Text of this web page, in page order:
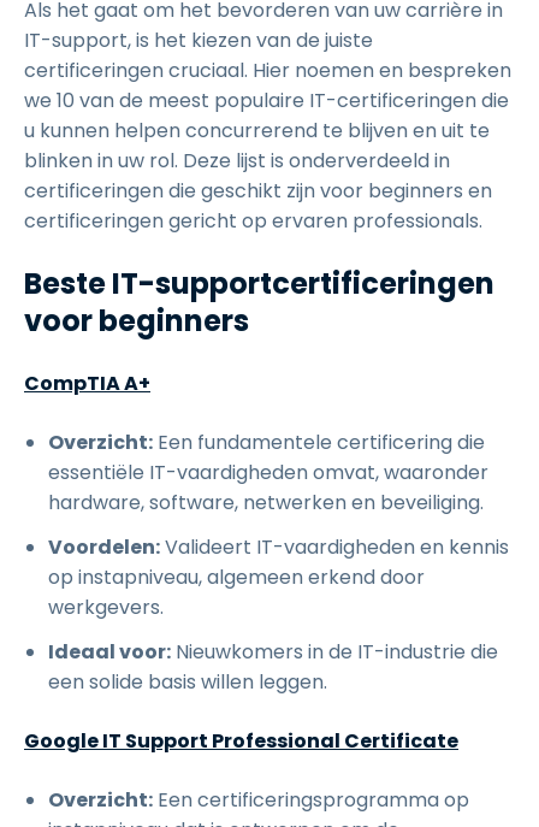
Als het gaat om het bevorderen van uw carrière in
IT-support, is het kiezen van de juiste
certificeringen cruciaal. Hier noemen en bespreken
we 10 van de meest populaire IT-certificeringen die
u kunnen helpen concurrerend te blijven en uit te
blinken in uw rol. Deze lijst is onderverdeeld in
certificeringen die geschikt zijn voor beginners en
certificeringen gericht op ervaren professionals.
Beste IT-supportcertificeringen
voor beginners
CompTIA A+
Overzicht: Een fundamentele certificering die
essentiële IT-vaardigheden omvat, waaronder
hardware, software, netwerken en beveiliging.
Voordelen:Valideert IT-vaardigheden en kennis
op instapniveau, algemeen erkend door
werkgevers.
Ideaal voor: Nieuwkomers in de IT-industrie die
een solide basis willen leggen.
Google IT Support Professional Certificate
Overzicht: Een certificeringsprogramma op